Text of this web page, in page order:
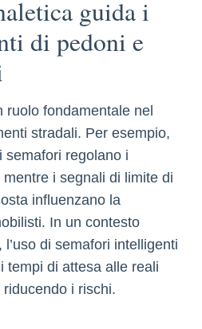
guida i
di pedoni e
ruolo fondamentale nel
stradali. Per esempio,
semafori regolano i
i segnali di limite di
influenzano la
In un contesto
di semafori intelligenti
tempi di attesa alle reali
i rischi.